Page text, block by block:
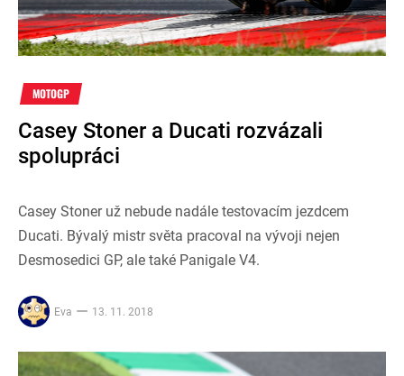
MOTOGP
Casey Stoner a Ducati rozvázali
spolupráci
Casey Stoner už nebude nadále testovacím jezdcem
Ducati. Bývalý mistr světa pracoval na vývoji nejen
Desmosedici GP, ale také Panigale V4.
Eva 13. 11. 2018